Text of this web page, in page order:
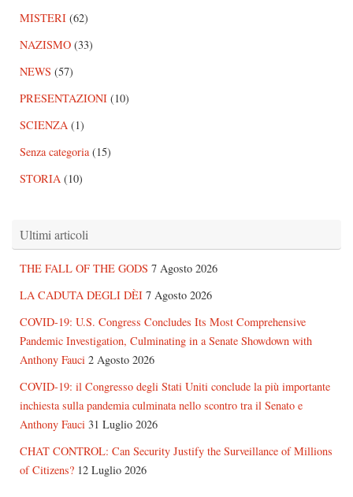
MISTERI (62)
NAZISMO (33)
NEWS (57)
PRESENTAZIONI (10)
SCIENZA (1)
Senza categoria(15)
STORIA (10)
Ultimi articoli
THE FALL OF THE GODS 7 Agosto 2026
LA CADUTA DEGLI DÈI 7 Agosto 2026
COVID-19: U.S. Congress Concludes Its Most Comprehensive
Pandemic Investigation, Culminating in a Senate Showdown with
Anthony Fauci 2 Agosto 2026
COVID-19: il Congresso degli Stati Uniti conclude la più importante
inchiesta sulla pandemia culminata nello scontro tra il Senato e
Anthony Fauci 31 Luglio 2026
CHAT CONTROL: Can Security Justify the Surveillance of Millions
of Citizens? 12 Luglio 2026